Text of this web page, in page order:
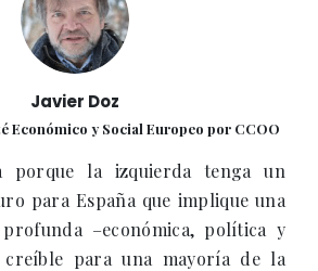
Javier Doz
Económico y Social Europeo por CCOO
porque la izquierda tenga un
para España que implique una
–económica, política y
creíble para una mayoría de la